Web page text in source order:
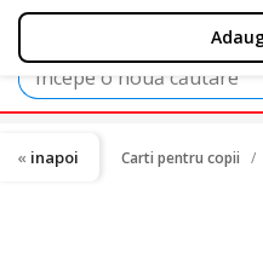
Carti pentru copii
inapoi